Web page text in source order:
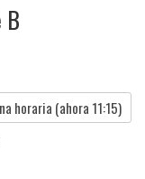
B
horaria (ahora 11:15)